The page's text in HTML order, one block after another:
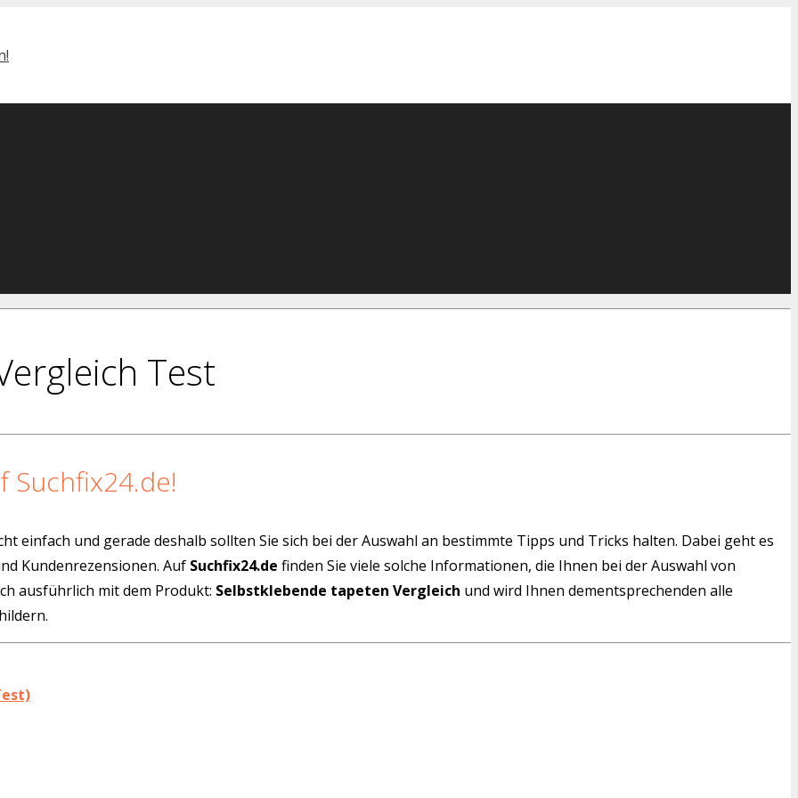
Test
Suchfix24.de!
einfach und gerade deshalb sollten Sie sich bei der Auswahl an bestimmte Tipps und Tricks halten. Dabei geht es
Kundenrezensionen. Auf Suchfix24.de finden Sie viele solche Informationen, die Ihnen bei der Auswahl von
ausführlich mit dem Produkt: Selbstklebende tapeten Vergleich und wird Ihnen dementsprechenden alle